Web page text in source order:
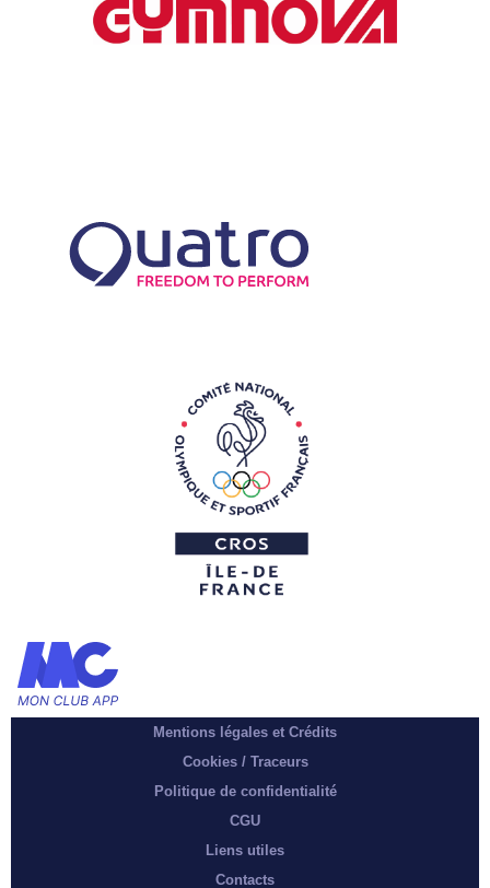
Mentions légales et Crédits
Cookies / Traceurs
Politique de confidentialité
CGU
Liens utiles
Contacts